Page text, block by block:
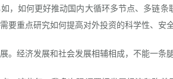
，如何更好推动国内大循环多节点、多链
要重点研究如何提高对外投资的科学性、安
经济发展和社会发展相辅相成，不能一条